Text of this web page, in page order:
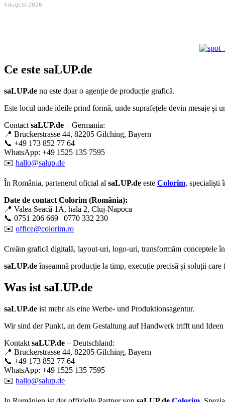
4 august 2026
Ce este saLUP.de
saLUP.de nu este doar o agenție de producție grafică.
Este locul unde ideile prind formă, unde suprafețele devin mesaje și
Contact saLUP.de – Germania:
📍 Bruckerstrasse 44, 82205 Gilching, Bayern
📞 +49 173 852 77 64
WhatsApp: +49 1525 135 7595
✉️ hallo@salup.de
În România, partenerul oficial al saLUP.de este Colorim, specialiști
Date de contact Colorim (România):
📍 Valea Seacă 1A, hala 2, Cluj-Napoca
📞 0751 206 669 | 0770 332 230
✉️ office@colorim.ro
Creăm grafică digitală, layout-uri, logo-uri, transformăm conceptele
saLUP.deînseamnă producție la timp, execuție precisă și soluții
Was ist saLUP.de
saLUP.de ist mehr als eine Werbe- und Produktionsagentur.
Wir sind der Punkt, an dem Gestaltung auf Handwerk trifft und
Kontakt saLUP.de – Deutschland:
📍 Bruckerstrasse 44, 82205 Gilching, Bayern
📞 +49 173 852 77 64
WhatsApp: +49 1525 135 7595
✉️ hallo@salup.de